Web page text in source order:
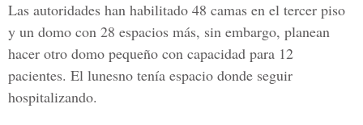
Las autoridades han habilitado 48 camas en el tercer piso
y un domo con 28 espacios más, sin embargo, planean
hacer otro domo pequeño con capacidad para 12
pacientes. El lunesno tenía espacio donde seguir
hospitalizando.